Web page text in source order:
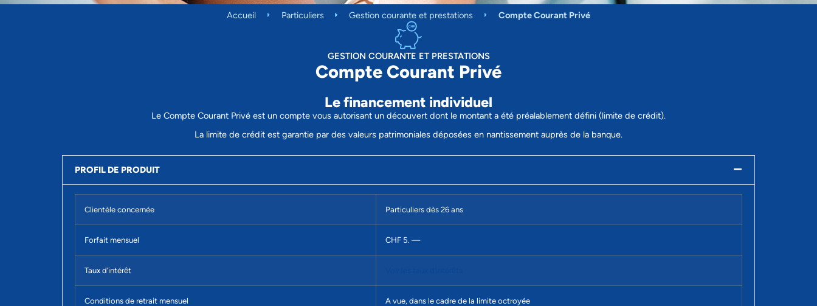
Accueil Particuliers Gestion courante et prestations Compte Courant Privé
GESTION COURANTE ET PRESTATIONS
Compte Courant Privé
Le financement individuel
Le Compte Courant Privé est un compte vous autorisant un découvert dont le montant a été préalablement défini (limite de crédit).
La limite de crédit est garantie par des valeurs patrimoniales déposées en nantissement auprès de la banque.
PROFIL DE PRODUIT
Clientèle concernée Particuliers dès 26 ans
Forfait mensuel CHF 5. —
Taux d’intérêt
Conditions de retrait mensuel A vue, dans le cadre de la limite octroyée